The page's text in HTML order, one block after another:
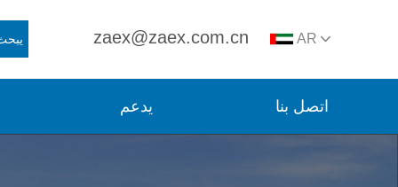
zaex@zaex.com.cn AR
يدعم اتصل بنا